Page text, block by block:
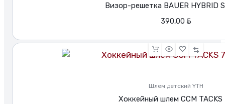
Визор-решетка BAUER HYBRID
390,00 BYN
Шлем детский YTH
Хоккейный шлем CCM TACKS